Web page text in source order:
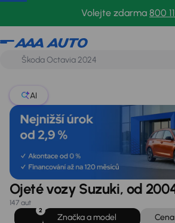
Volejte zdarma 800
Suzuki
AI
Ojeté vozy Suzuki, od
147 aut
2
Značka a model Cena